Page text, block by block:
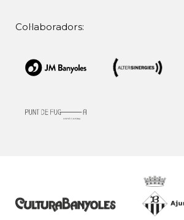
Col·laboradors: